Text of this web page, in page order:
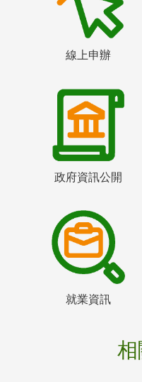
線上申辦
政府資訊公開
就業資訊
相